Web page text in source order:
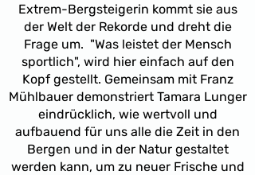
Extrem-Bergsteigerin kommt sie aus
der Welt der Rekorde und dreht die
Frage um. "Was leistet der Mensch
sportlich", wird hier einfach auf den
Kopf gestellt. Gemeinsam mit Franz
Mühlbauer demonstriert Tamara Lunger
eindrücklich, wie wertvoll und
aufbauend für uns alle die Zeit in den
Bergen und in der Natur gestaltet
werden kann, um zu neuer Frische und